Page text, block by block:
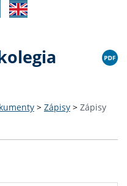
> Zápisy > Zápisy